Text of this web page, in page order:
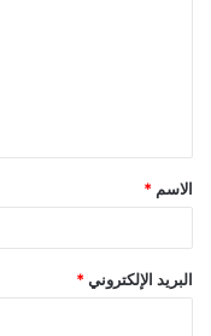
ق
*
الاسم *
البريد الإلكتروني *